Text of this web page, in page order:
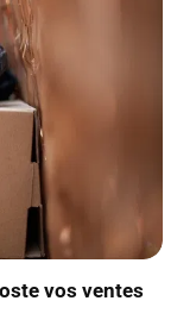
vos ventes